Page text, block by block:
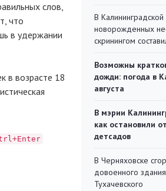
слов,
что
в удержании
в возрасте 18
В Калининградской
новорожденных
скринингом
Возможны
дожди: погода в
августа
В мэрии
как остановили
детсадов
В Черняховске
довоенного
Тухачевского